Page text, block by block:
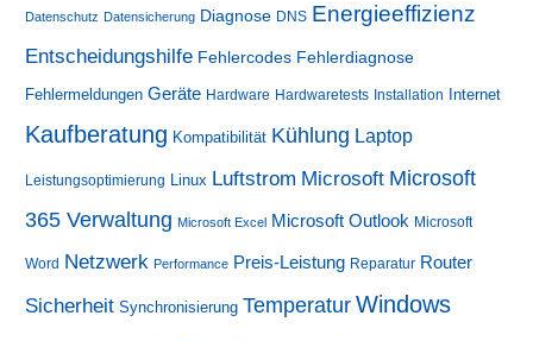
Datenschutz Datensicherung Diagnose DNS Energieeffizienz
Entscheidungshilfe Fehlercodes Fehlerdiagnose
Fehlermeldungen Geräte Hardware Hardwaretests Installation Internet
Kaufberatung Kompatibilität Kühlung Laptop
Leistungsoptimierung Linux Luftstrom Microsoft Microsoft
365 Verwaltung Microsoft Excel Microsoft Outlook Microsoft
Word Netzwerk Performance Preis-Leistung Reparatur Router
Sicherheit Synchronisierung Temperatur Windows